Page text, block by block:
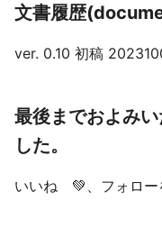
文書履歴
ver. 0.10 初稿
最後までおよみ
した。
いいね 💚、フォロー